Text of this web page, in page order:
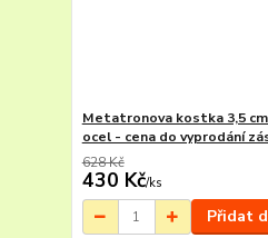
Metatronova kostka 3,5
ocel - cena do vyprodání
628 Kč
430 Kč/ks
Přidat